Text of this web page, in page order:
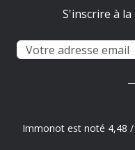
S'inscrire à
Immonot est noté 4,48 /